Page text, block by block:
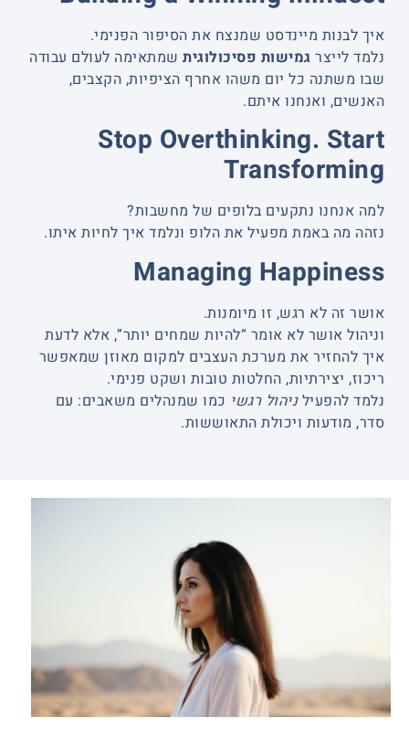
איך לבנות מיינדסט שמנצח את הסיפור הפנימי.
נלמד לייצר גמישות פסיכולוגית שמתאימה לעולם עבודה
שבו משתנה כל יום משהו אחרף הציפיות, הקצבים,
האנשים, ואנחנו איתם.
Stop Overthinking. Start
Transforming
למה אנחנו נתקעים בלופים של מחשבות?
נזהה מה באמת מפעיל את הלופ ונלמד איך לחיות איתו.
Managing Happiness
אושר זה לא רגש, זו מיומנות.
וניהול אושר לא אומר “להיות שמחים יותר”, אלא לדעת
איך להחזיר את מערכת העצבים למקום מאוזן שמאפשר
ריכוז, יצירתיות, החלטות טובות ושקט פנימי.
נלמד להפעילניהול רגשי כמו שמנהלים משאבים: עם
סדר, מודעות ויכולת התאוששות.